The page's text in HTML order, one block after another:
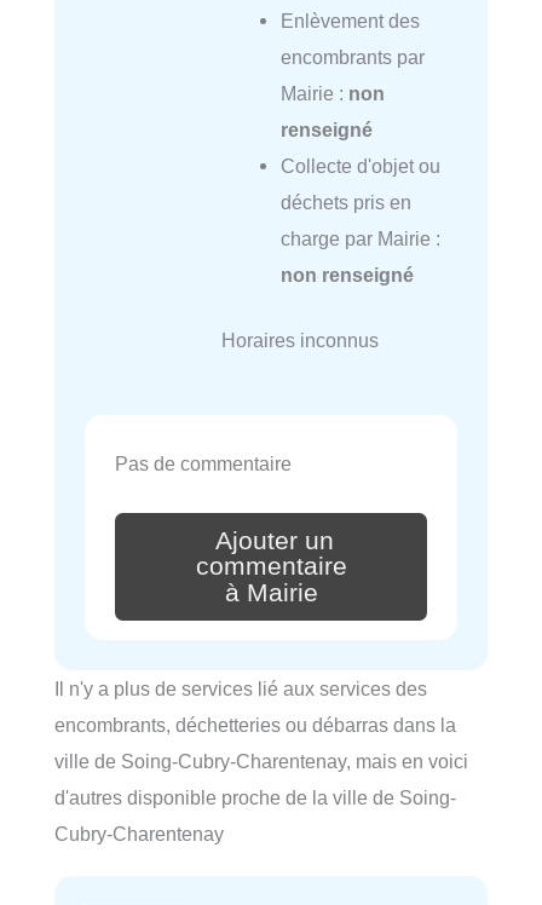
Enlèvement des
encombrants par
Mairie : non
renseigné
Collecte d'objet ou
déchets pris en
charge par Mairie :
non renseigné
Horaires inconnus
Pas de commentaire
Ajouter un
commentaire
à Mairie
Il n'y a plus de services lié aux services des
encombrants, déchetteries ou débarras dans la
ville de Soing-Cubry-Charentenay, mais en voici
d'autres disponible proche de la ville de Soing-
Cubry-Charentenay